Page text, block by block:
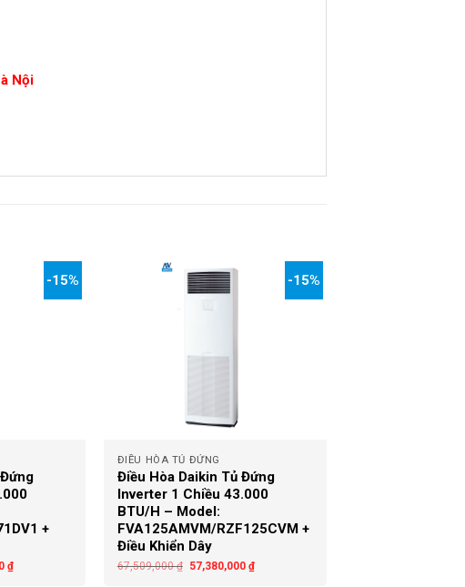
Nội
-15%
+
₫
-15%
ĐIỀU HÒA TỦ ĐỨNG
Điều Hòa Daikin Tủ Đứng
Inverter 1 Chiều 43.000
BTU/H – Model:
FVA125AMVM/RZF125CVM +
Điều Khiển Dây
67,509,000₫ 57,380,000₫